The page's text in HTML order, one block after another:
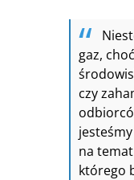
gaz,
czy
na
którego